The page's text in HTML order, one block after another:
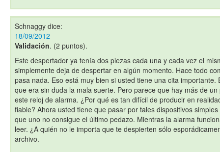
Schnaggy dice:
18/09/2012
Validación. (2 puntos).
Este despertador ya tenía dos piezas cada una y cada vez el
simplemente deja de despertar en algún momento. Hace todo
pasa nada. Eso está muy bien si usted tiene una cita importante.
que era sin duda la mala suerte. Pero parece que hay más de
este reloj de alarma. ¿Por qué es tan difícil de producir en
fiable? Ahora usted tiene que pasar por tales dispositivos
que uno no consigue el último pedazo. Mientras la alarma
leer. ¿A quién no le importa que te despierten sólo
archivo.